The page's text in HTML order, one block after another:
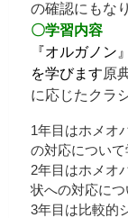
の確認にもな
〇学習内容
『オルガノン
を学びます原
に応じたクラ
1年目はホメオ
の対応について
2年目はホメオ
状への対応につ
3年目は比較的